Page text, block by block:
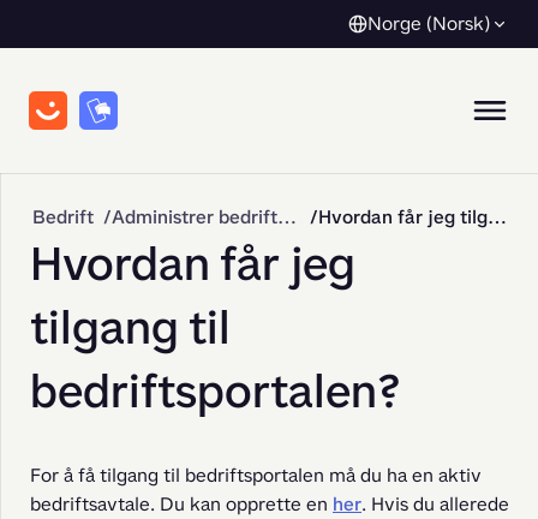
Norge (Norsk)
Bedrift Administrer bedriften min Hvordan får jeg tilgang til bedriftsportalen?
Hvordan får jeg
tilgang til
bedriftsportalen?
For å få tilgang til bedriftsportalen må du ha en aktiv
bedriftsavtale. Du kan opprette en her. Hvis du allerede